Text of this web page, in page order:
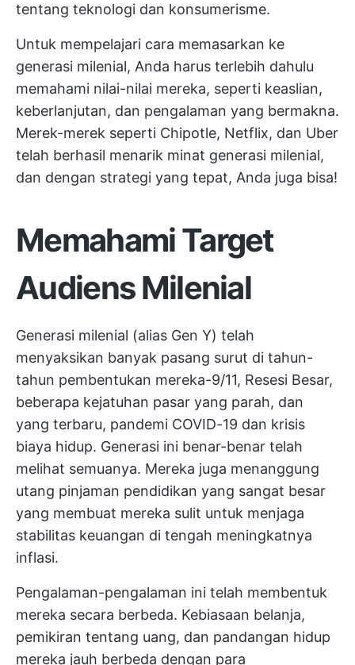
tentang teknologi dan konsumerisme.
Untuk mempelajari cara memasarkan ke
generasi milenial, Anda harus terlebih dahulu
memahami nilai-nilai mereka, seperti keaslian,
keberlanjutan, dan pengalaman yang bermakna.
Merek-merek seperti Chipotle, Netflix, dan Uber
telah berhasil menarik minat generasi milenial,
dan dengan strategi yang tepat, Anda juga bisa!
Memahami Target
Audiens Milenial
Generasi milenial (alias Gen Y) telah
menyaksikan banyak pasang surut di tahun-
tahun pembentukan mereka-9/11, Resesi Besar,
beberapa kejatuhan pasar yang parah, dan
yang terbaru, pandemi COVID-19 dan krisis
biaya hidup. Generasi ini benar-benar telah
melihat semuanya. Mereka juga menanggung
utang pinjaman pendidikan yang sangat besar
yang membuat mereka sulit untuk menjaga
stabilitas keuangan di tengah meningkatnya
inflasi.
Pengalaman-pengalaman ini telah membentuk
mereka secara berbeda. Kebiasaan belanja,
pemikiran tentang uang, dan pandangan hidup
mereka jauh berbeda dengan para